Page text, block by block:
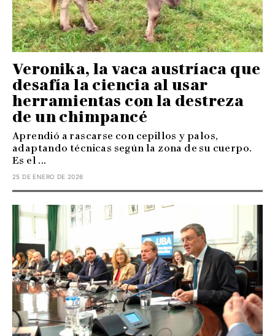
Veronika, la vaca austríaca que
desafía la ciencia al usar
herramientas con la destreza
de un chimpancé
Aprendió a rascarse con cepillos y palos,
adaptando técnicas según la zona de su cuerpo.
Es el ...
25 DE ENERO DE 2026